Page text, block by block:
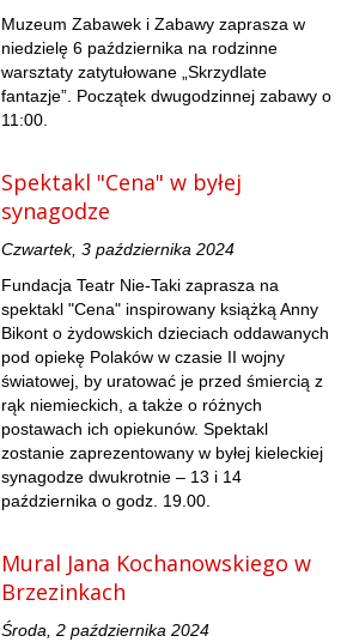
Muzeum Zabawek i Zabawy zaprasza w
niedzielę 6 października na rodzinne
warsztaty zatytułowane „Skrzydlate
fantazje”. Początek dwugodzinnej zabawy o
11:00.
Spektakl "Cena" w byłej
synagodze
Czwartek, 3 października 2024
Fundacja Teatr Nie-Taki zaprasza na
spektakl "Cena" inspirowany książką Anny
Bikont o żydowskich dzieciach oddawanych
pod opiekę Polaków w czasie II wojny
światowej, by uratować je przed śmiercią z
rąk niemieckich, a także o różnych
postawach ich opiekunów. Spektakl
zostanie zaprezentowany w byłej kieleckiej
synagodze dwukrotnie – 13 i 14
października o godz. 19.00.
Mural Jana Kochanowskiego w
Brzezinkach
Środa, 2 października 2024